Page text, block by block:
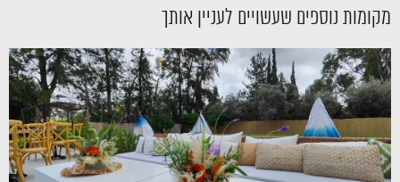
מקומות נוספים שעשויים לעניין אותך